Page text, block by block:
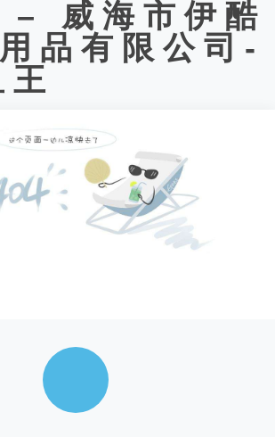
– 威海市伊酷
品有限公司-